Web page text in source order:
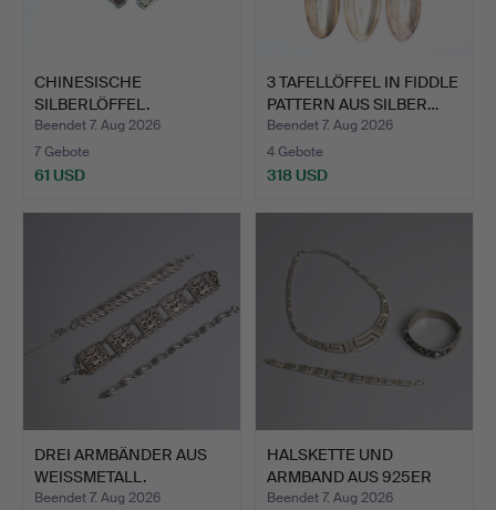
CHINESISCHE
SILBERLÖFFEL.
Beendet 7. Aug 2026
7 Gebote
61 USD
3 TAFELLÖFFEL IN FIDDLE
PATTERN AUS SILBER…
Beendet 7. Aug 2026
4 Gebote
318 USD
DREI ARMBÄNDER AUS
WEISSMETALL.
Beendet 7. Aug 2026
HALSKETTE UND
ARMBAND AUS 925ER
SILBER MIT…
Beendet 7. Aug 2026